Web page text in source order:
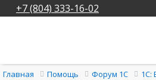
+7 (804) 333-16-02
Главная Помощь Форум 1C 1С: